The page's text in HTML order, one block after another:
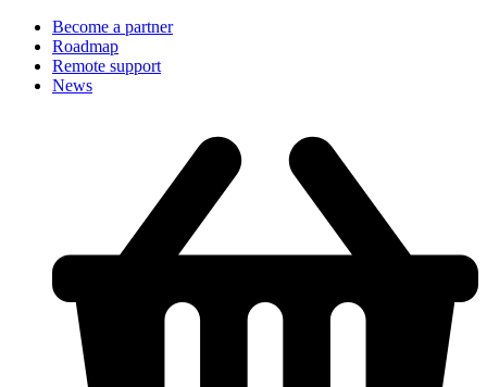
Become a partner
Roadmap
Remote support
News